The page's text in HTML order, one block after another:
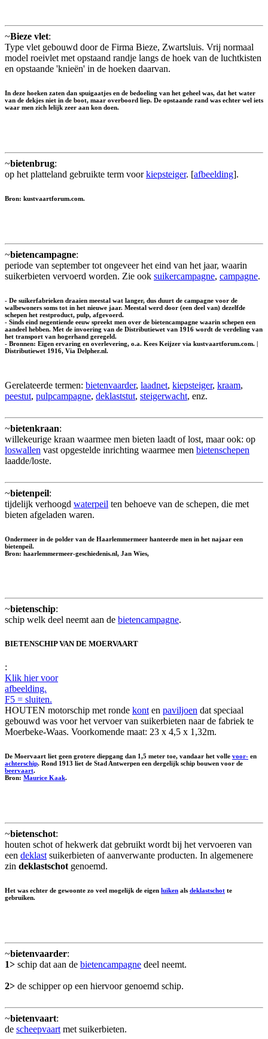
~Bieze vlet:
Type vlet gebouwd door de Firma Bieze, Zwartsluis. Vrij normaal
model roeivlet met opstaand randje langs de hoek van de luchtkisten
en opstaande 'knieën' in de hoeken daarvan.
In deze hoeken zaten dan spuigaatjes en de bedoeling van het geheel was, dat het water
van de dekjes niet in de boot, maar overboord liep. De opstaande rand was echter wel iets
waar men zich lelijk zeer aan kon doen.
~bietenbrug:
op het platteland gebruikte term voorkiepsteiger. [afbeelding].
Bron: kustvaartforum.com.
~bietencampagne:
periode van september tot ongeveer het eind van het jaar, waarin
suikerbieten vervoerd worden. Zie ook suikercampagne, campagne.
- De suikerfabrieken draaien meestal wat langer, dus duurt de campagne voor de
walbewoners soms tot in het nieuwe jaar. Meestal werd door (een deel van) dezelfde
schepen het restproduct, pulp, afgevoerd.
- Sinds eind negentiende eeuw spreekt men over de bietencampagne waarin schepen een
aandeel hebben. Met de invoering van de Distributiewet van 1916 wordt de verdeling van
het transport van hogerhand geregeld.
- Bronnen: Eigen ervaring en overlevering, o.a. Kees Keijzer via kustvaartforum.com. |
Distributiewet 1916, Via Delpher.nl.
Gerelateerde termen: bietenvaarder, laadnet, kiepsteiger, kraam,
peestut, pulpcampagne, deklaststut, steigerwacht, enz.
~bietenkraan:
willekeurige kraan waarmee men bieten laadt of lost, maar ook: op
loswallen vast opgestelde inrichting waarmee men bietenschepen
laadde/loste.
~bietenpeil:
tijdelijk verhoogd waterpeil ten behoeve van de schepen, die met
bieten afgeladen waren.
Ondermeer in de polder van de Haarlemmermeer hanteerde men in het najaar een
bietenpeil.
Bron: haarlemmermeer-geschiedenis.nl, Jan Wies,
~bietenschip:
schip welk deel neemt aan de bietencampagne.
BIETENSCHIP VAN DE MOERVAART
:
Klik hier voor
afbeelding.
F5 = sluiten.
HOUTEN motorschip met ronde kont en paviljoen dat speciaal
gebouwd was voor het vervoer van suikerbieten naar de fabriek te
Moerbeke-Waas. Voorkomende maat: 23 x 4,5 x 1,32m.
De Moervaart liet geen grotere diepgang dan 1,5 meter toe, vandaar het volle voor- en
achterschip. Rond 1913 liet de Stad Antwerpen een dergelijk schip bouwen voor de
beervaart.
Bron: Maurice Kaak.
~bietenschot:
houten schot of hekwerk dat gebruikt wordt bij het vervoeren van
een deklast suikerbieten of aanverwante producten. In algemenere
zin deklastschot genoemd.
Het was echter de gewoonte zo veel mogelijk de eigen luiken als deklastschot te
gebruiken.
~bietenvaarder:
1> schip dat aan de bietencampagne deel neemt.
2> de schipper op een hiervoor genoemd schip.
~bietenvaart:
de scheepvaart met suikerbieten.